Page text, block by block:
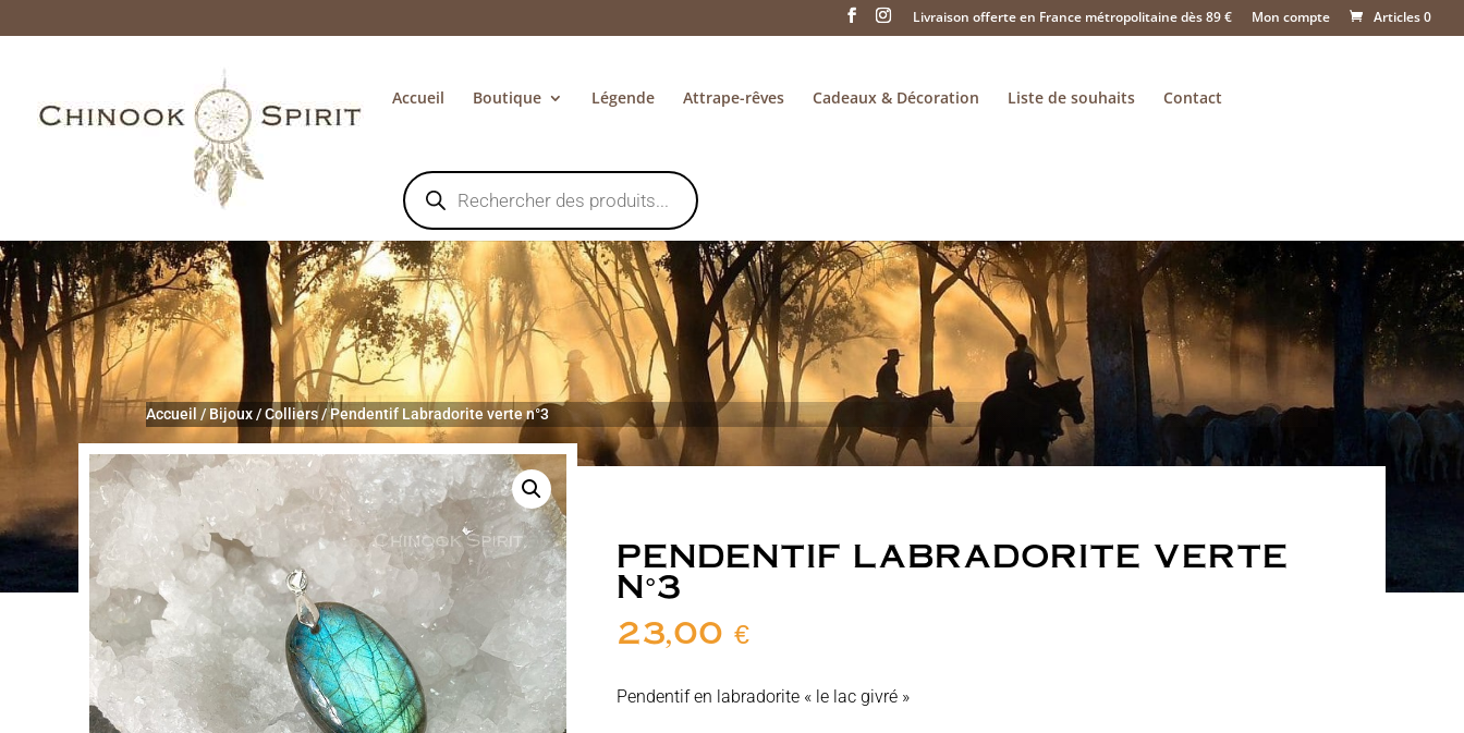
Livraison offerte en France métropolitaine dès 89 € Mon compte Articles 0
Accueil Boutique Légende Attrape-rêves Cadeaux & Décoration Liste de souhaits Contact
Recherche
de
produits
Accueil / Bijoux/Colliers/Pendentif Labradorite verte n°3
PENDENTIF LABRADORITE VERTE
N°3
23,00€
Pendentif en labradorite « le lac givré »